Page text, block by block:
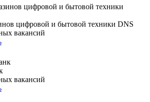
цифровой и бытовой техники DNS
вакансий
вакансий